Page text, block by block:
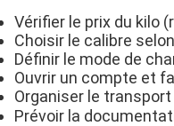
Vérifier le prix du kilo
Choisir le calibre
Définir le mode de
Ouvrir un compte et
Organiser le
Prévoir la